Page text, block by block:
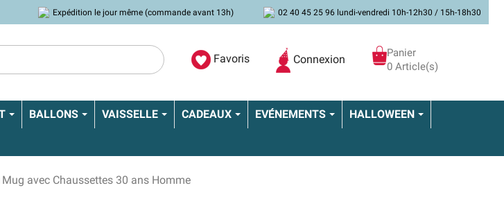
Expédition le jour même (commande avant 13h) 02 40 45 25 96 lundi-vendredi 10h-12h30 / 15h-18h30
Favoris Connexion
Panier
0 Article(s)
BALLONS VAISSELLE CADEAUX EVÉNEMENTS HALLOWEEN
avec Chaussettes 30 ans Homme